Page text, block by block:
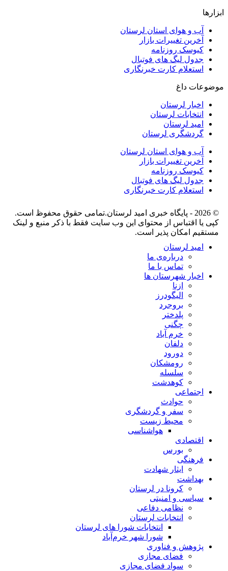
ابزارها
آب و هوای استان لرستان
آخرین تغییرات بازار
کیوسک روزنامه
جدول لیگ های فوتبال
استعلام کارت خبرنگاری
موضوعات داغ
اخبار لرستان
انتخابات لرستان
امید لرستان
گردشگری لرستان
آب و هوای استان لرستان
آخرین تغییرات بازار
کیوسک روزنامه
جدول لیگ های فوتبال
استعلام کارت خبرنگاری
© 2026 - پایگاه خبری اميد لرستان.تمامی حقوق محفوظ است.
کپی یا اقتباس از محتوای این وب سایت فقط با ذکر منبع و لینک
مستقیم امکان پذیر است.
امید لرستان
درباره‌ی ما
تماس با ما
اخبار شهرستان ها
ازنا
الیگودرز
بروجرد
پلدختر
چگنی
خرم آباد
دلفان
دورود
رومشکان
سلسله
کوهدشت
اجتماعی
حوادث
سفر و گردشگری
محیط زیست
هواشناسی
اقتصادی
بورس
فرهنگی
ایثار شهادت
بهداشت
کرونا در لرستان
سیاسی و امنیتی
نظامی دفاعی
انتخابات لرستان
انتخابات شورا های لرستان
شورا شهر خرم‌آباد
پژوهش و فناوری
فضای مجازی
سواد فضای مجازی